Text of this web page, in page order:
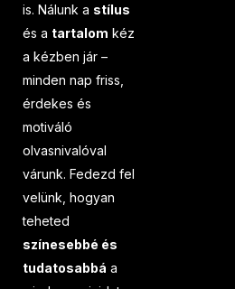
is. Nálunk a stílus
és a tartalom kéz
a kézben jár –
minden nap friss,
érdekes és
motiváló
olvasnivalóval
várunk. Fedezd fel
velünk, hogyan
teheted
színesebbé és
tudatosabbá a